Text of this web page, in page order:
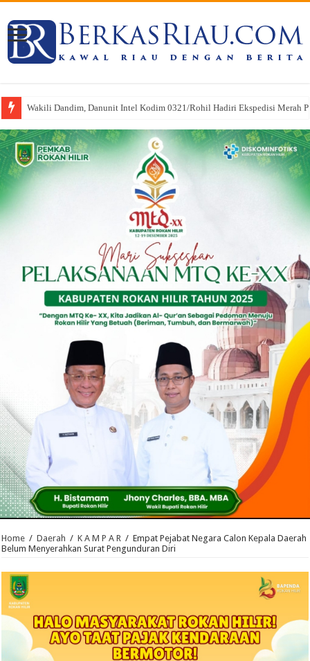
Wakili Dandim, Danunit Intel Kodim 0321/Rohil Hadiri Ekspedisi Merah
Home / Daerah / K A M P A R / Empat Pejabat Negara Calon Kepala Daerah
Belum Menyerahkan Surat Pengunduran Diri